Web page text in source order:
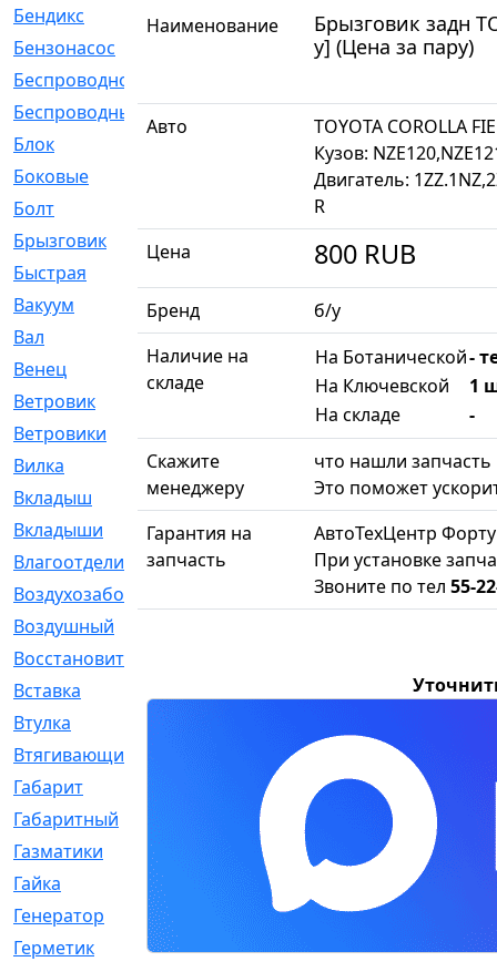
Бендикс
[26]
Бензонасос
Беспроводное
Беспроводные
[1]
Блок
Боковые
Болт
Брызговик
Быстрая
Вакуум
Вал
[194]
Венец
[16]
Ветровик
Ветровики
[2]
Вилка
[15]
Вкладыш
[41]
Вкладыши
[1131]
Влагоотделитель
[2]
Воздухозаборник
Воздушный
Восстановительный
Вставка
Втулка
Втягивающий
Габарит
Габаритный
Газматики
Гайка
Генератор
Герметик
[15]
Наименование
Брызговик задн
у] (Цена за пару)
Авто
TOYOTA COROLLA
Кузов:
Двигатель:
R
Цена
800 RUB
Бренд
б/у
Наличие на
складе
На Ботанической-
На Ключевской
1
На складе
-
Скажите
менеджеру
что нашли запчасть
Это поможет
Гарантия на
запчасть
АвтоТехЦентр
При установке
Звоните по тел 55-